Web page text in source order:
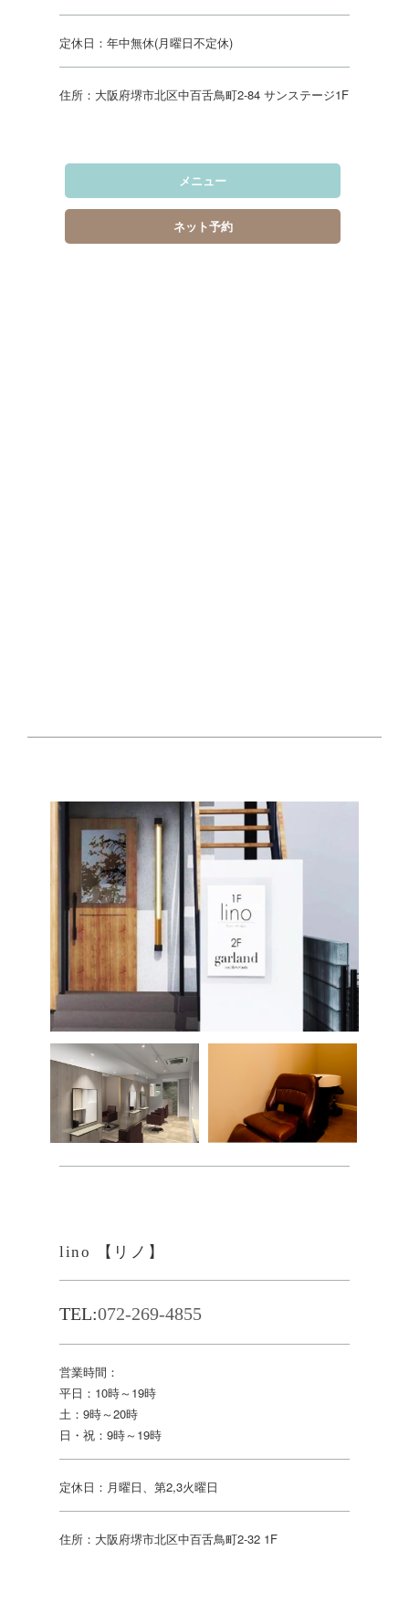
定休日：年中無休(月曜日不定休)
住所：大阪府堺市北区中百舌鳥町2-84 サンステージ1F
メニュー
ネット予約
lino 【リノ】
TEL:072-269-4855
営業時間：
平日：10時～19時
土：9時～20時
日・祝：9時～19時
定休日：月曜日、第2,3火曜日
住所：大阪府堺市北区中百舌鳥町2-32 1F